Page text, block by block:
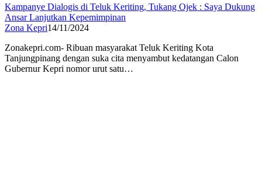
Kampanye Dialogis di Teluk Keriting, Tukang Ojek : Saya Dukung
Ansar Lanjutkan Kepemimpinan
Zona Kepri14/11/2024
Zonakepri.com- Ribuan masyarakat Teluk Keriting Kota
Tanjungpinang dengan suka cita menyambut kedatangan Calon
Gubernur Kepri nomor urut satu…